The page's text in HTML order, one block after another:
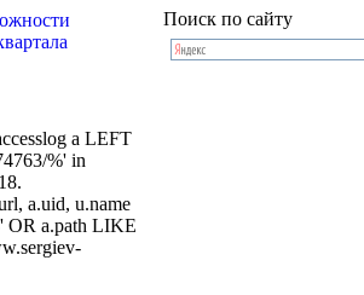
a LEFT
%' in
a.uid, u.name
OR a.path LIKE
Поиск по сайту